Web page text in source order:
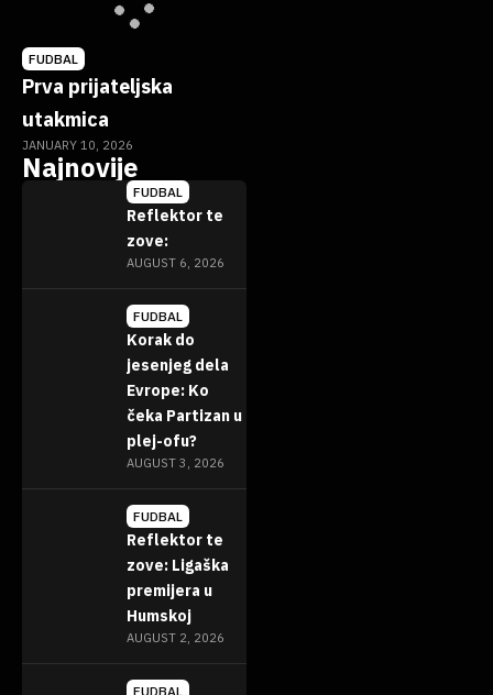
FUDBAL
Prva prijateljska
utakmica
JANUARY 10, 2026
Najnovije
FUDBAL
Reflektor te
zove:
AUGUST 6, 2026
FUDBAL
Korak do
jesenjeg dela
Evrope: Ko
čeka Partizan u
plej-ofu?
AUGUST 3, 2026
FUDBAL
Reflektor te
zove: Ligaška
premijera u
Humskoj
AUGUST 2, 2026
FUDBAL